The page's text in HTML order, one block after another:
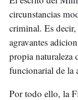
circunstancias
criminal. Es
agravantes
propia naturaleza
funcionarial de la
Por todo ello, la